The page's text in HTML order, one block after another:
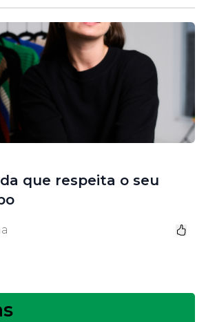
que respeita o seu